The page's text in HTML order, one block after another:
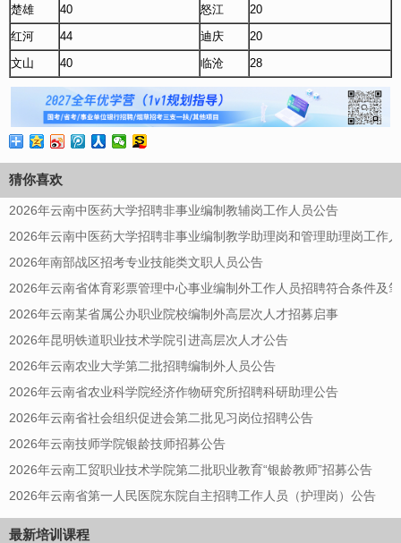
楚雄
40 怒江
20
红河
44 迪庆
20
文山
40 临沧 28
猜你喜欢
2026年云南中医药大学招聘非事业编制教辅岗工作人员公告
2026年云南中医药大学招聘非事业编制教学助理岗和管理助理岗工作
2026年南部战区招考专业技能类文职人员公告
2026年云南省体育彩票管理中心事业编制外工作人员招聘符合条件及
2026年云南某省属公办职业院校编制外高层次人才招募启事
2026年昆明铁道职业技术学院引进高层次人才公告
2026年云南农业大学第二批招聘编制外人员公告
2026年云南省农业科学院经济作物研究所招聘科研助理公告
2026年云南省社会组织促进会第二批见习岗位招聘公告
2026年云南技师学院银龄技师招募公告
2026年云南工贸职业技术学院第二批职业教育“银龄教师”招募公告
2026年云南省第一人民医院东院自主招聘工作人员（护理岗）公告
最新培训课程